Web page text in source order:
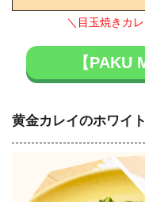
＼目玉焼きカ
【PAKU
黄金カレイのホワイ